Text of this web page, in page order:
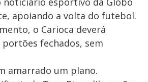
apoiando a volta do futebol.
o Carioca deverá
fechados, sem
amarrado um plano.